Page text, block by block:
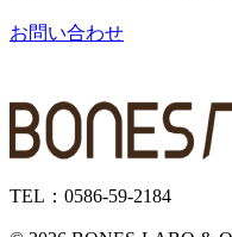
お問い合わせ
TEL：0586-59-2184